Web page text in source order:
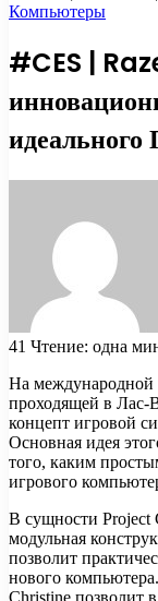
Компьютеры
#CES |
41 Чтение: одна
На международной
проходящей в Лас-
концепт игровой
Основная идея
того, каким
игрового
В сущности Project
модульная
позволит
нового
Christine позволит